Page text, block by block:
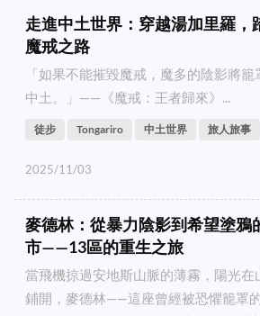
走進中土世界：穿越湯加里羅，
魔戒之路
「如果不能摧毀魔戒，魔多的陰影將籠
中土。」——《魔戒：王者歸來》...
徒步 Tongariro 中土世界 旅人旅事
2025/11/03
麥德林：從暴力陰影到希望塗鴉
市——13區的重生之旅
當飛機掠過安地斯山脈的薄霧，陽光在
鋪開，麥德林——這座曾經被恐懼籠罩